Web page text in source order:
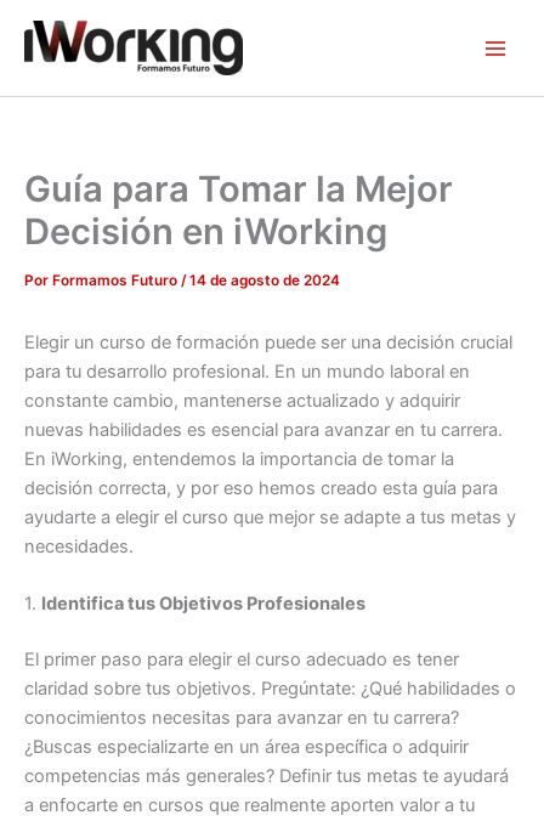
Guía para Tomar la Mejor
Decisión en iWorking
Por Formamos Futuro /14 de agosto de 2024
Elegir un curso de formación puede ser una decisión crucial
para tu desarrollo profesional. En un mundo laboral en
constante cambio, mantenerse actualizado y adquirir
nuevas habilidades es esencial para avanzar en tu carrera.
En iWorking, entendemos la importancia de tomar la
decisión correcta, y por eso hemos creado esta guía para
ayudarte a elegir el curso que mejor se adapte a tus metas y
necesidades.
1. Identifica tus Objetivos Profesionales
El primer paso para elegir el curso adecuado es tener
claridad sobre tus objetivos. Pregúntate: ¿Qué habilidades o
conocimientos necesitas para avanzar en tu carrera?
¿Buscas especializarte en un área específica o adquirir
competencias más generales? Definir tus metas te ayudará
a enfocarte en cursos que realmente aporten valor a tu